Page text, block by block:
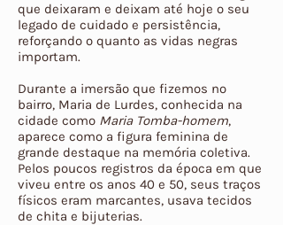
que deixaram e deixam até hoje o seu
legado de cuidado e persistência,
reforçando o quanto as vidas negras
importam.
Durante a imersão que fizemos no
bairro, Maria de Lurdes, conhecida na
cidade como Maria Tomba-homem,
aparece como a figura feminina de
grande destaque na memória coletiva.
Pelos poucos registros da época em que
viveu entre os anos 40 e 50, seus traços
físicos eram marcantes, usava tecidos
de chita e bijuterias.